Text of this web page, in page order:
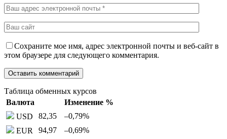
Сохраните мое имя, адрес электронной почты и веб-сайт в
этом браузере для следующего комментария.
Таблица обменных курсов
Валюта
Изменение %
USD
82,35 –0,79%
EUR
94,97 –0,69%